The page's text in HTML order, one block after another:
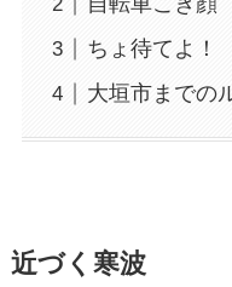
ちょ待てよ！
大垣市までの
近づく寒波